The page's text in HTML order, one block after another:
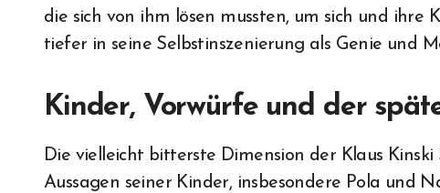
die sich von ihm lösen mussten, um sich und ihre
tiefer in seine Selbstinszenierung als Genie und
Kinder, Vorwürfe und der
Die vielleicht bitterste Dimension der Klaus
Aussagen seiner Kinder, insbesondere Pola und